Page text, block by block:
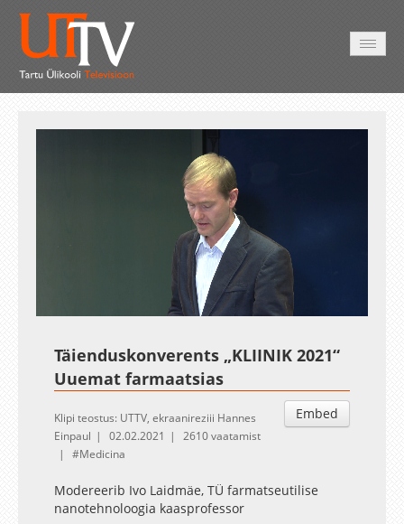
0.26%
Esituskiirused
Auto
Täienduskonverents „KLIINIK 2021“
Uuemat farmaatsias
Embed
Klipi teostus: UTTV, ekraanireziii Hannes
Einpaul
02.02.2021
2610 vaatamist
Medicina
Modereerib Ivo Laidmäe, TÜ farmatseutilise
nanotehnoloogia kaasprofessor